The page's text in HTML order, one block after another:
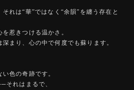
れは“華”ではなく“余韻”を纏う存在と
惹きつける温かさ。
まり、心の中で何度でも蘇ります。
色の奇跡です。
それはまるで、